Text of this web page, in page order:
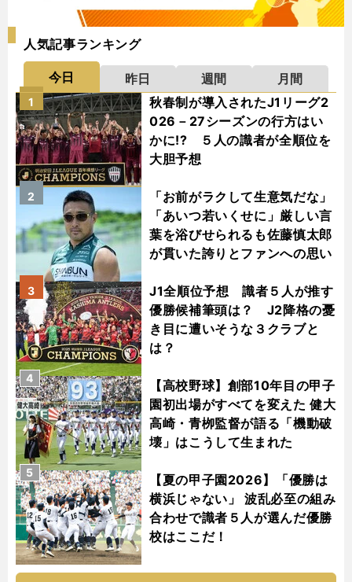
人気記事ランキング
今日 昨日 週間
月間
秋春制が導入されたJ1リーグ2
026－27シーズンの行方はい
かに!? ５人の識者が全順位を
大胆予想
1
「お前がラクして生意気だな」
「あいつ若いくせに」厳しい言
葉を浴びせられるも佐藤慎太郎
が貫いた誇りとファンへの思い
2
J1全順位予想 識者５人が推す
優勝候補筆頭は？ J2降格の憂
き目に遭いそうな３クラブと
は？
3
【高校野球】創部10年目の甲子
園初出場がすべてを変えた 健大
高崎・青栁監督が語る「機動破
壊」はこうして生まれた
4
【夏の甲子園2026】「優勝は
横浜じゃない」 波乱必至の組み
合わせで識者５人が選んだ優勝
校はここだ！
5